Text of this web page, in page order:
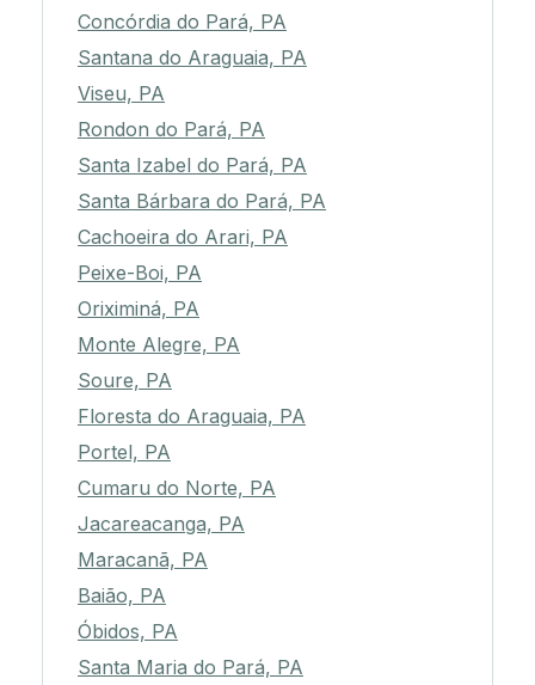
Concórdia do Pará, PA
Santana do Araguaia, PA
Viseu, PA
Rondon do Pará, PA
Santa Izabel do Pará, PA
Santa Bárbara do Pará, PA
Cachoeira do Arari, PA
Peixe-Boi, PA
Oriximiná, PA
Monte Alegre, PA
Soure, PA
Floresta do Araguaia, PA
Portel, PA
Cumaru do Norte, PA
Jacareacanga, PA
Maracanã, PA
Baião, PA
Óbidos, PA
Santa Maria do Pará, PA